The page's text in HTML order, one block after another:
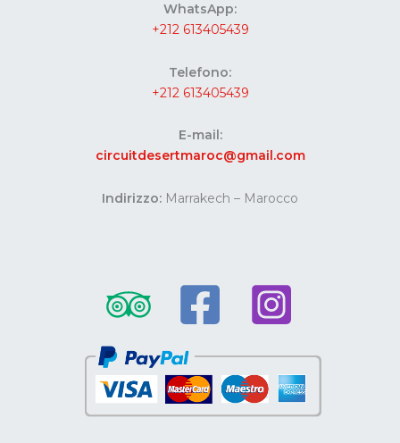
WhatsApp:
+212 613405439
Telefono:
+212 613405439
E-mail:
circuitdesertmaroc@gmail.com
Indirizzo: Marrakech – Marocco